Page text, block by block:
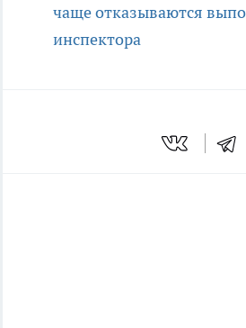
чаще отказываются
инспектора